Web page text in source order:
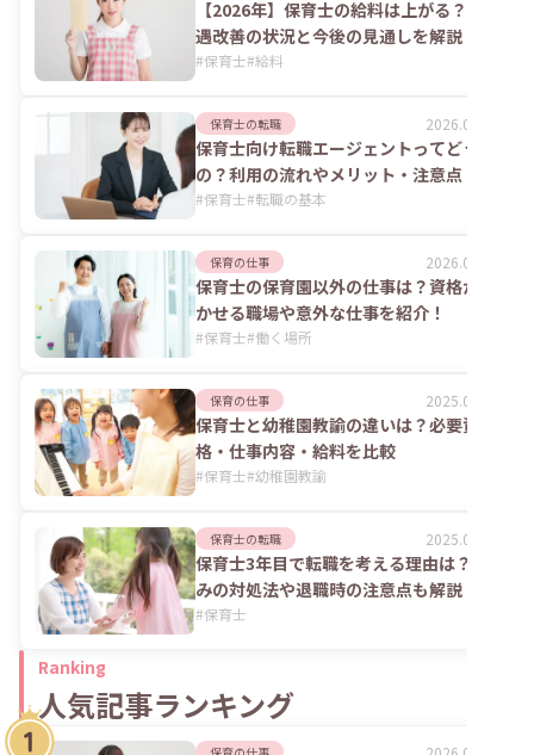
【2026年】保育士の給料は上がる？処
遇改善の状況と今後の見通しを解説
#保育士#給料
保育士の転職 2026.08.06
保育士向け転職エージェントってどうな
の？利用の流れやメリット・注意点
#保育士#転職の基本
保育の仕事 2026.07.24
保育士の保育園以外の仕事は？資格が活
かせる職場や意外な仕事を紹介！
#保育士#働く場所
保育の仕事 2025.06.02
保育士と幼稚園教諭の違いは？必要資
格・仕事内容・給料を比較
#保育士#幼稚園教諭
保育士の転職 2025.06.02
保育士3年目で転職を考える理由は？悩
みの対処法や退職時の注意点も解説
#保育士
Ranking
人気記事ランキング